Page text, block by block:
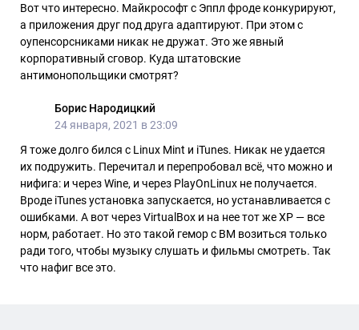
Вот что интересно. Майкрософт с Эппл фроде конкурируют,
а приложения друг под друга адаптируют. При этом с
оупенсорсниками никак не дружат. Это же явный
корпоративный сговор. Куда штатовские
антимонопольщики смотрят?
Борис Народицкий
24 января, 2021 в 23:09
Я тоже долго бился с Linux Mint и iTunes. Никак не удается
их подружить. Перечитал и перепробовал всё, что можно и
нифига: и через Wine, и через PlayOnLinux не получается.
Вроде iTunes установка запускается, но устанавливается с
ошибками. А вот через VirtualBox и на нее тот же ХР — все
норм, работает. Но это такой гемор с ВМ возиться только
ради того, чтобы музыку слушать и фильмы смотреть. Так
что нафиг все это.